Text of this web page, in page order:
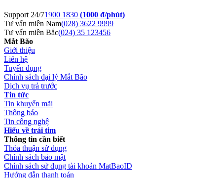
Support 24/71900 1830 (1000 đ/phút)
Tư vấn miền Nam(028) 3622 9999
Tư vấn miền Bắc(024) 35 123456
Mắt Bão
Giới thiệu
Liên hệ
Tuyển dụng
Chính sách đại lý Mắt Bão
Dịch vụ trả trước
Tin tức
Tin khuyến mãi
Thông báo
Tin công nghệ
Hiểu về trái tim
Thông tin cần biết
Thỏa thuận sử dụng
Chính sách bảo mật
Chính sách sử dụng tài khoản MatBaoID
Hướng dẫn thanh toán